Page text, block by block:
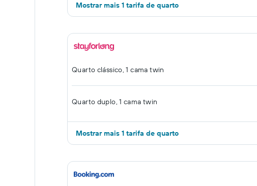
Mostrar mais 1 tarifa de quarto
Quarto clássico, 1 cama twin
Quarto duplo, 1 cama twin
Mostrar mais 1 tarifa de quarto